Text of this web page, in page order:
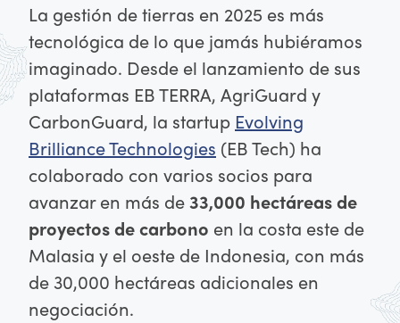
La gestión de tierras en 2025 es más
tecnológica de lo que jamás hubiéramos
imaginado. Desde el lanzamiento de sus
plataformas EB TERRA, AgriGuard y
CarbonGuard, la startup Evolving
Brilliance Technologies (EB Tech) ha
colaborado con varios socios para
avanzar en más de33,000 hectáreas de
proyectos de carbono en la costa este de
Malasia y el oeste de Indonesia, con más
de 30,000 hectáreas adicionales en
negociación.